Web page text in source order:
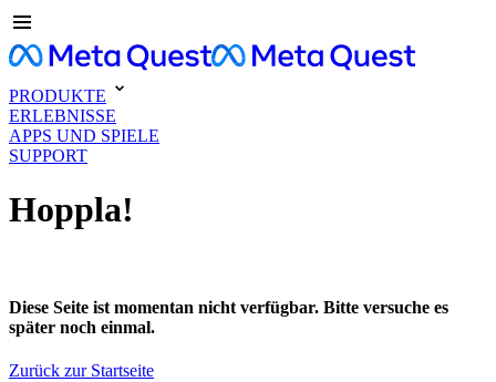
PRODUKTE
ERLEBNISSE
APPS UND SPIELE
SUPPORT
Hoppla!
Diese Seite ist momentan nicht verfügbar. Bitte versuche es
später noch einmal.
Zurück zur Startseite